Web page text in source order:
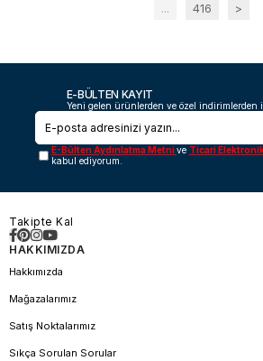
... 416 >
E-BÜLTEN KAYIT
Yeni gelen ürünlerden ve özel indirimlerden
E-Bülten Aydınlatma Metnive Ticari
kabul ediyorum.
Takipte Kal
HAKKIMIZDA
Hakkımızda
Mağazalarımız
Satış Noktalarımız
Sıkça Sorulan Sorular